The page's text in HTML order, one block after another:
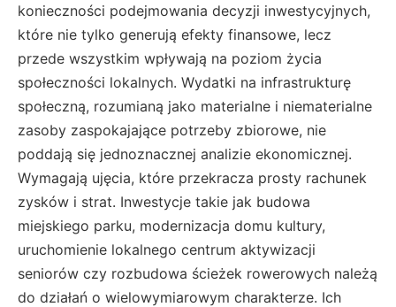
konieczności podejmowania decyzji inwestycyjnych,
które nie tylko generują efekty finansowe, lecz
przede wszystkim wpływają na poziom życia
społeczności lokalnych. Wydatki na infrastrukturę
społeczną, rozumianą jako materialne i niematerialne
zasoby zaspokajające potrzeby zbiorowe, nie
poddają się jednoznacznej analizie ekonomicznej.
Wymagają ujęcia, które przekracza prosty rachunek
zysków i strat. Inwestycje takie jak budowa
miejskiego parku, modernizacja domu kultury,
uruchomienie lokalnego centrum aktywizacji
seniorów czy rozbudowa ścieżek rowerowych należą
do działań o wielowymiarowym charakterze. Ich